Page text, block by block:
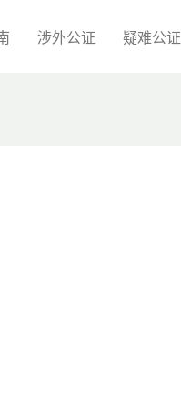
涉外公证 疑难公证